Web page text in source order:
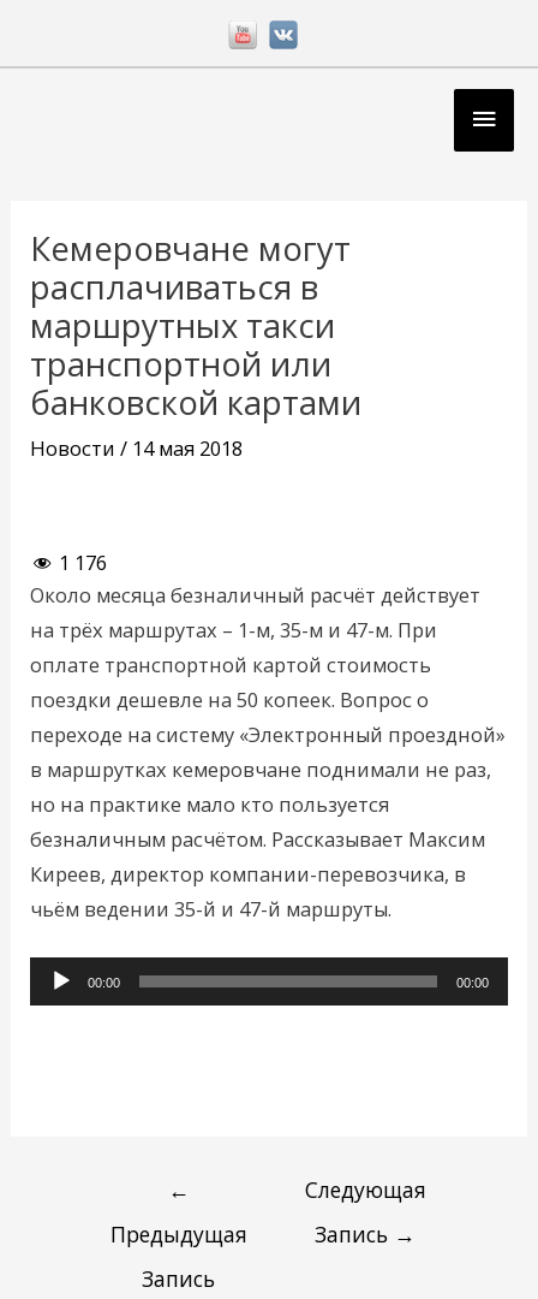
Кемеровчане могут
расплачиваться в
маршрутных такси
транспортной или
банковской картами
Новости / 14 мая 2018
1 176
Около месяца безналичный расчёт действует
на трёх маршрутах – 1-м, 35-м и 47-м. При
оплате транспортной картой стоимость
поездки дешевле на 50 копеек. Вопрос о
переходе на систему «Электронный проездной»
в маршрутках кемеровчане поднимали не раз,
но на практике мало кто пользуется
безналичным расчётом. Рассказывает Максим
Киреев, директор компании-перевозчика, в
чьём ведении 35-й и 47-й маршруты.
Аудиоплеер
00:00 00:00
записям
←
Предыдущая
Запись
Следующая
Запись →